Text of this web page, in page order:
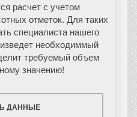
расчет с учетом
отметок. Для таких
специалиста нашего
необходиммый
требуемый объем
значению!
ДАННЫЕ